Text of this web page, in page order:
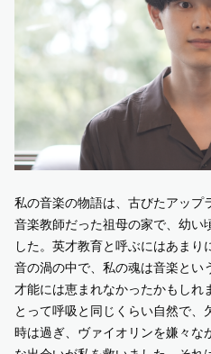
私の音楽の物語は、古びたアップ
音楽教師だった祖母の家で、幼い
した。英才教育と呼ぶにはあま
音の渦の中で、私の魂は音楽とい
才能には恵まれなかったかもしれ
とって呼吸と同じくらい自然で、
時は過ぎ、ヴァイオリンを嫌々な